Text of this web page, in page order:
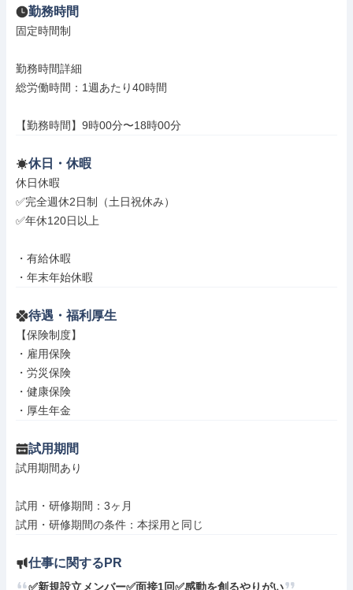
勤務時間
固定時間制
勤務時間詳細
総労働時間：1週あたり40時間
【勤務時間】9時00分〜18時00分
休日・休暇
休日休暇
✅完全週休2日制（土日祝休み）
✅年休120日以上
・有給休暇
・年末年始休暇
待遇・福利厚生
【保険制度】
・雇用保険
・労災保険
・健康保険
・厚生年金
試用期間
試用期間あり
試用・研修期間：3ヶ月
仕事に関するPR
✅新規設立メンバー✅面接1回✅感動を創るやりがい